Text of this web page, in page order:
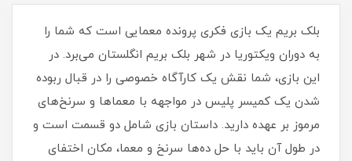
بلک بریم یک بازی فکری پرونده معمایی است که شما را
به دوران ویکتوریا در شهر بلک بریم انگلستان می‌برد. در
این بازی، شما نقش یک کارآگاه خصوصی را در قبال ربوده
شدن یک کمیسر پلیس در مواجهه با معماها و سرنخ‌های
مرموز بر عهده دارید. داستان بازی شامل دو قسمت است و
در طول آن باید با حل ده‌ها سرنخ و معما، مکان اختفای